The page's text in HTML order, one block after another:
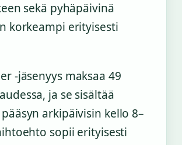
sekä pyhäpäivinä
korkeampi erityisesti
-jäsenyys maksaa 49
ja se sisältää
arkipäivisin kello 8–
sopii erityisesti